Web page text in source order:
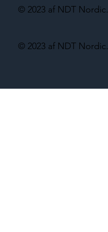
© 2023 af NDT Nordic.
© 2023 af NDT Nordic.